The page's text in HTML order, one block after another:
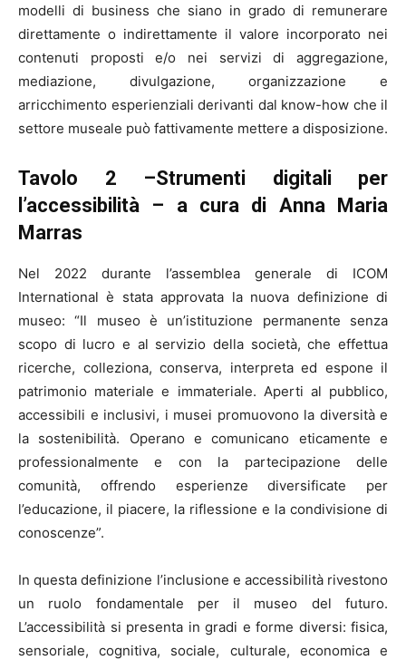
modelli di business che siano in grado di remunerare
direttamente o indirettamente il valore incorporato nei
contenuti proposti e/o nei servizi di aggregazione,
mediazione, divulgazione, organizzazione e
arricchimento esperienziali derivanti dal know-how che il
settore museale può fattivamente mettere a disposizione.
Tavolo 2 –Strumenti digitali per
l’accessibilità – a cura di Anna Maria
Marras
Nel 2022 durante l’assemblea generale di ICOM
International è stata approvata la nuova definizione di
museo: “Il museo è un’istituzione permanente senza
scopo di lucro e al servizio della società, che effettua
ricerche, colleziona, conserva, interpreta ed espone il
patrimonio materiale e immateriale. Aperti al pubblico,
accessibili e inclusivi, i musei promuovono la diversità e
la sostenibilità. Operano e comunicano eticamente e
professionalmente e con la partecipazione delle
comunità, offrendo esperienze diversificate per
l’educazione, il piacere, la riflessione e la condivisione di
conoscenze”.
In questa definizione l’inclusione e accessibilità rivestono
un ruolo fondamentale per il museo del futuro.
L’accessibilità si presenta in gradi e forme diversi: fisica,
sensoriale, cognitiva, sociale, culturale, economica e